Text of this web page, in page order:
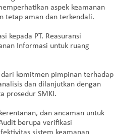
aspek keamanan
tetap aman dan terkendali.
kepada PT. Reasuransi
Informasi untuk ruang
dari komitmen pimpinan terhadap
dan dilanjutkan dengan
prosedur SMKI.
dan ancaman untuk
berupa verifikasi
sistem keamanan